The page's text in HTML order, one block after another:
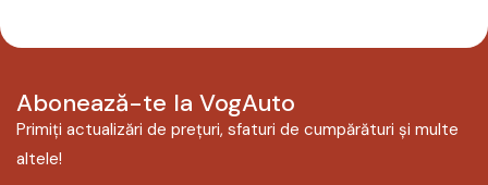
Abonează-te la VogAuto
Primiți actualizări de prețuri, sfaturi de cumpărături și multe
altele!